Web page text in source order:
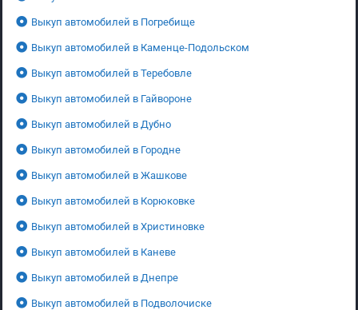
Выкуп автомобилей в Погребище
Выкуп автомобилей в Каменце-Подольском
Выкуп автомобилей в Теребовле
Выкуп автомобилей в Гайвороне
Выкуп автомобилей в Дубно
Выкуп автомобилей в Городне
Выкуп автомобилей в Жашкове
Выкуп автомобилей в Корюковке
Выкуп автомобилей в Христиновке
Выкуп автомобилей в Каневе
Выкуп автомобилей в Днепре
Выкуп автомобилей в Подволочиске